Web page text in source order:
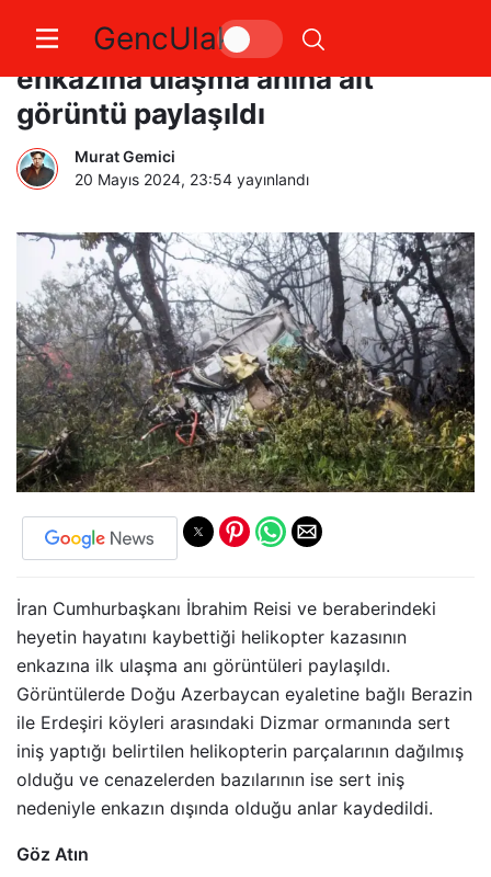
GencUlak
Reisi’nin helikopter kazası
enkazına ulaşma anına ait
görüntü paylaşıldı
Murat Gemici
20 Mayıs 2024, 23:54 yayınlandı
İran Cumhurbaşkanı İbrahim Reisi ve beraberindeki
heyetin hayatını kaybettiği helikopter kazasının
enkazına ilk ulaşma anı görüntüleri paylaşıldı.
Görüntülerde Doğu Azerbaycan eyaletine bağlı Berazin
ile Erdeşiri köyleri arasındaki Dizmar ormanında sert
iniş yaptığı belirtilen helikopterin parçalarının dağılmış
olduğu ve cenazelerden bazılarının ise sert iniş
nedeniyle enkazın dışında olduğu anlar kaydedildi.
Göz Atın